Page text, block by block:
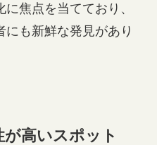
焦点を当てており、
も新鮮な発見があり
高いスポット